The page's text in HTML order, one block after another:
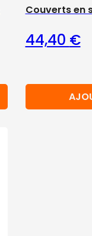
Couverts en
44,40 €